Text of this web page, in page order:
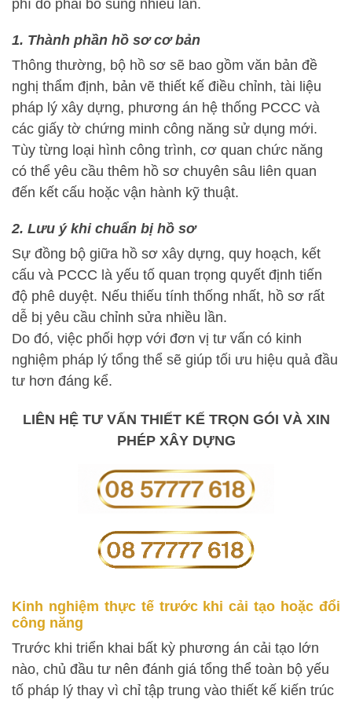
phí do phải bổ sung nhiều lần.
1. Thành phần hồ sơ cơ bản
Thông thường, bộ hồ sơ sẽ bao gồm văn bản đề
nghị thẩm định, bản vẽ thiết kế điều chỉnh, tài liệu
pháp lý xây dựng, phương án hệ thống PCCC và
các giấy tờ chứng minh công năng sử dụng mới.
Tùy từng loại hình công trình, cơ quan chức năng
có thể yêu cầu thêm hồ sơ chuyên sâu liên quan
đến kết cấu hoặc vận hành kỹ thuật.
2. Lưu ý khi chuẩn bị hồ sơ
Sự đồng bộ giữa hồ sơ xây dựng, quy hoạch, kết
cấu và PCCC là yếu tố quan trọng quyết định tiến
độ phê duyệt. Nếu thiếu tính thống nhất, hồ sơ rất
dễ bị yêu cầu chỉnh sửa nhiều lần.
Do đó, việc phối hợp với đơn vị tư vấn có kinh
nghiệm pháp lý tổng thể sẽ giúp tối ưu hiệu quả đầu
tư hơn đáng kể.
LIÊN HỆ TƯ VẤN THIẾT KẾ TRỌN GÓI VÀ XIN
PHÉP XÂY DỰNG
Kinh nghiệm thực tế trước khi cải tạo hoặc đổi
công năng
Trước khi triển khai bất kỳ phương án cải tạo lớn
nào, chủ đầu tư nên đánh giá tổng thể toàn bộ yếu
tố pháp lý thay vì chỉ tập trung vào thiết kế kiến trúc